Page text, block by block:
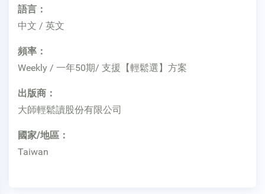
語言：
中文 / 英文
頻率：
Weekly / 一年50期/ 支援【輕鬆選】方案
出版商：
大師輕鬆讀股份有限公司
國家/地區：
Taiwan